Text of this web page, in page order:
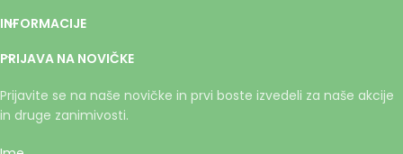
INFORMACIJE
PRIJAVA NA NOVIČKE
Prijavite se na naše novičke in prvi boste izvedeli za naše akcije
in druge zanimivosti.